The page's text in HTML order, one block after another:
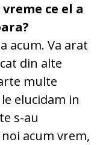
ce el a
acum. Va arat
din alte
multe
elucidam in
s-au
acum vrem,